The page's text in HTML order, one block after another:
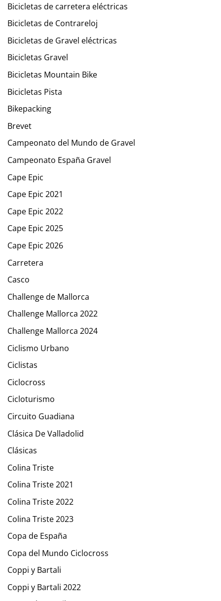
Bicicletas de carretera eléctricas
Bicicletas de Contrareloj
Bicicletas de Gravel eléctricas
Bicicletas Gravel
Bicicletas Mountain Bike
Bicicletas Pista
Bikepacking
Brevet
Campeonato del Mundo de Gravel
Campeonato España Gravel
Cape Epic
Cape Epic 2021
Cape Epic 2022
Cape Epic 2025
Cape Epic 2026
Carretera
Casco
Challenge de Mallorca
Challenge Mallorca 2022
Challenge Mallorca 2024
Ciclismo Urbano
Ciclistas
Ciclocross
Cicloturismo
Circuito Guadiana
Clásica De Valladolid
Clásicas
Colina Triste
Colina Triste 2021
Colina Triste 2022
Colina Triste 2023
Copa de España
Copa del Mundo Ciclocross
Coppi y Bartali
Coppi y Bartali 2022